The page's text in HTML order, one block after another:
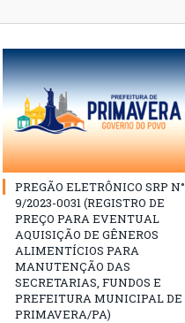
PREGÃO ELETRÔNICO SRP N°
9/2023-0031 (REGISTRO DE
PREÇO PARA EVENTUAL
AQUISIÇÃO DE GÊNEROS
ALIMENTÍCIOS PARA
MANUTENÇÃO DAS
SECRETARIAS, FUNDOS E
PREFEITURA MUNICIPAL DE
PRIMAVERA/PA)